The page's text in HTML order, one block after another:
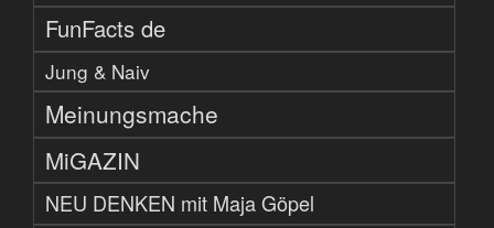
FunFacts de
Jung & Naiv
Meinungsmache
MiGAZIN
NEU DENKEN mit Maja Göpel